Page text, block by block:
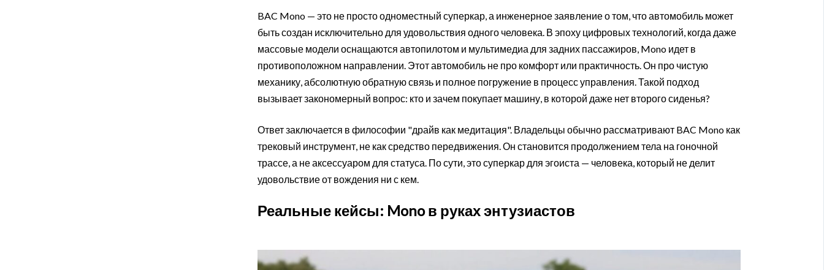
BAC Mono — это не просто одноместный суперкар, а инженерное заявление о том, что автомобиль может
быть создан исключительно для удовольствия одного человека. В эпоху цифровых технологий, когда даже
массовые модели оснащаются автопилотом и мультимедиа для задних пассажиров, Mono идет в
противоположном направлении. Этот автомобиль не про комфорт или практичность. Он про чистую
механику, абсолютную обратную связь и полное погружение в процесс управления. Такой подход
вызывает закономерный вопрос: кто и зачем покупает машину, в которой даже нет второго сиденья?
Ответ заключается в философии "драйв как медитация". Владельцы обычно рассматривают BAC Mono как
трековый инструмент, не как средство передвижения. Он становится продолжением тела на гоночной
трассе, а не аксессуаром для статуса. По сути, это суперкар для эгоиста — человека, который не делит
удовольствие от вождения ни с кем.
Реальные кейсы: Mono в руках энтузиастов